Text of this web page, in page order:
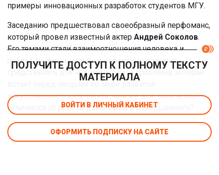
примеры инновационных разработок студентов МГУ.
Заседанию предшествовал своеобразный перфоманс,
который провел известный актер Андрей Соколов.
Его темами стали взаимоотношения человека и
робота, вызовы, которые роботизация может
представлять для человечества, и проблема, которая
искусственного интеллекта: чем же все-таки человек
отличается от робота, даже самого совершенного?
ПОЛУЧИТЕ ДОСТУП К ПОЛНОМУ ТЕКСТУ
МАТЕРИАЛА
ВОЙТИ В ЛИЧНЫЙ КАБИНЕТ
ОФОРМИТЬ ПОДПИСКУ НА САЙТЕ